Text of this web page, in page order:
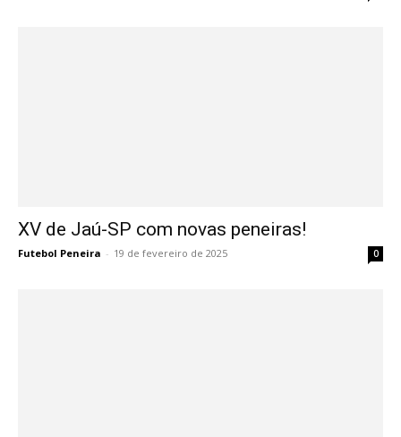
XV de Jaú-SP com novas peneiras!
Futebol Peneira - 19 de fevereiro de 2025 0